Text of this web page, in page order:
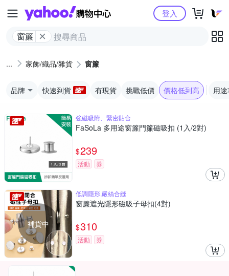
Yahoo購物中心
窗簾
登入
家飾/織品/雜貨 窗簾
品牌 快速到貨 有現貨 挑戰低價 價格低到高 用
強磁吸附、緊密貼合
FaSoLa 多用途窗簾門簾磁吸扣 (1入/2對)
$239
活動 券
補貨中
低調隱形,嚴絲合縫
窗簾遮光隱形磁吸子母扣(4對)
$310
活動 券